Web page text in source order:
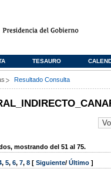
TESAURO
Resultado Consulta
mostrando del 51 al 75.
, 5, 6, 7, 8 [ Siguiente/ Último ]